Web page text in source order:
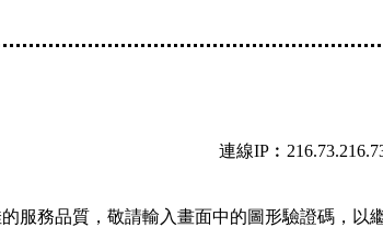
連線
服務品質，敬請輸入畫面中的圖形驗證碼，以